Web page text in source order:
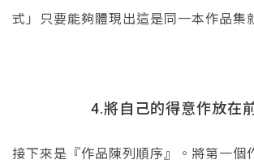
式」只要能夠體現出這是同一本作品集
4.將自己的得意作放在
接下來是『作品陳列順序』。將第一個